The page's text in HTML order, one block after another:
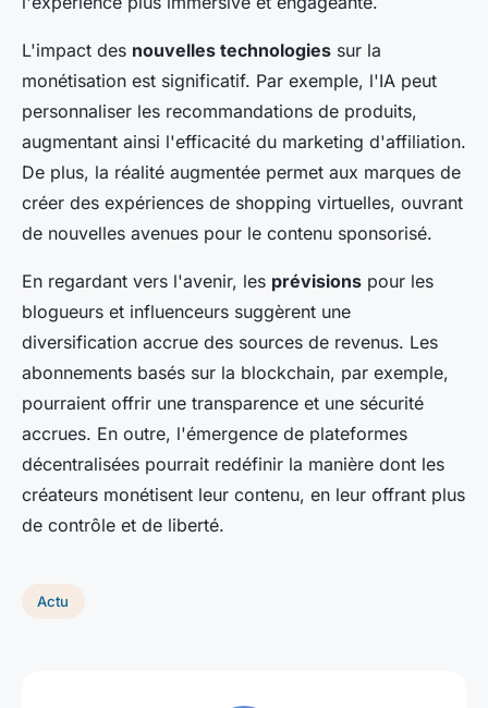
L'impact des nouvelles technologies sur la
monétisation est significatif. Par exemple, l'IA peut
personnaliser les recommandations de produits,
augmentant ainsi l'efficacité du marketing d'affiliation.
De plus, la réalité augmentée permet aux marques de
créer des expériences de shopping virtuelles, ouvrant
de nouvelles avenues pour le contenu sponsorisé.
En regardant vers l'avenir, les prévisions pour les
blogueurs et influenceurs suggèrent une
diversification accrue des sources de revenus. Les
abonnements basés sur la blockchain, par exemple,
pourraient offrir une transparence et une sécurité
accrues. En outre, l'émergence de plateformes
décentralisées pourrait redéfinir la manière dont les
créateurs monétisent leur contenu, en leur offrant plus
de contrôle et de liberté.
Actu